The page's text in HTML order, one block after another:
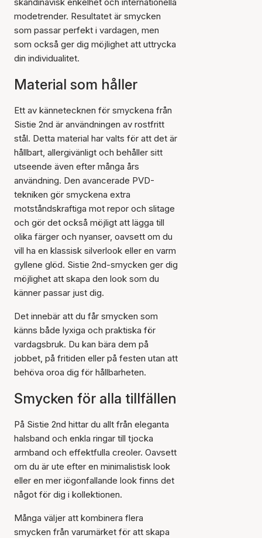
modetrender. Resultatet är smycken
som passar perfekt i vardagen, men
som också ger dig möjlighet att uttrycka
din individualitet.
Material som håller
Ett av kännetecknen för smyckena från
Sistie 2nd är användningen av rostfritt
stål. Detta material har valts för att det är
hållbart, allergivänligt och behåller sitt
utseende även efter många års
användning. Den avancerade PVD-
tekniken gör smyckena extra
motståndskraftiga mot repor och slitage
och gör det också möjligt att lägga till
olika färger och nyanser, oavsett om du
vill ha en klassisk silverlook eller en varm
gyllene glöd. Sistie 2nd-smycken ger dig
möjlighet att skapa den look som du
känner passar just dig.
Det innebär att du får smycken som
känns både lyxiga och praktiska för
vardagsbruk. Du kan bära dem på
jobbet, på fritiden eller på festen utan att
behöva oroa dig för hållbarheten.
Smycken för alla tillfällen
På Sistie 2nd hittar du allt från eleganta
halsband och enkla ringar till tjocka
armband och effektfulla creoler. Oavsett
om du är ute efter en minimalistisk look
eller en mer iögonfallande look finns det
något för dig i kollektionen.
Många väljer att kombinera flera
smycken från varumärket för att skapa